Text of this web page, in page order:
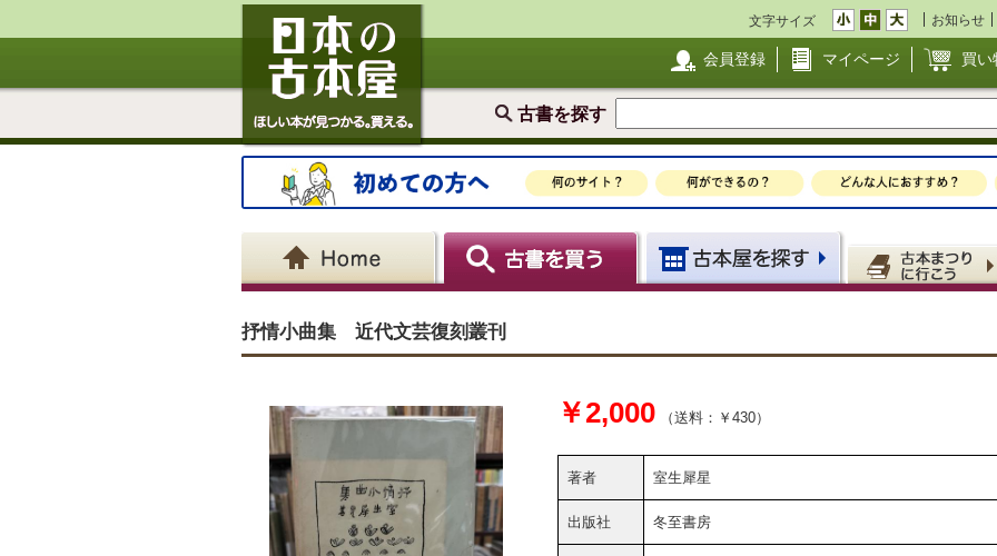
文字サイズ お知らせ
会員登録 マイページ 買い
古書を探す
抒情小曲集 近代文芸復刻叢刊
￥2,000 （送料：￥430）
著者 室生犀星
出版社 冬至書房